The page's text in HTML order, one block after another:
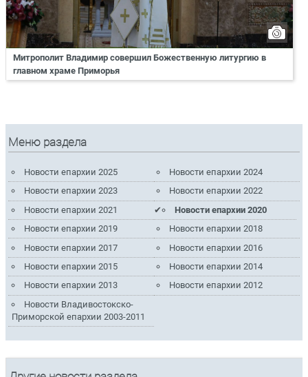
Митрополит Владимир совершил Божественную литургию в
главном храме Приморья
Меню раздела
Новости епархии 2025
Новости епархии 2024
Новости епархии 2023
Новости епархии 2022
Новости епархии 2021
Новости епархии 2020
Новости епархии 2019
Новости епархии 2018
Новости епархии 2017
Новости епархии 2016
Новости епархии 2015
Новости епархии 2014
Новости епархии 2013
Новости епархии 2012
Новости Владивостокско-
Приморской епархии 2003-2011